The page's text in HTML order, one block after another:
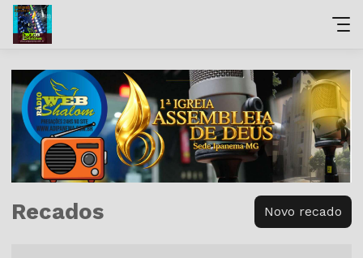
Recados Novo recado